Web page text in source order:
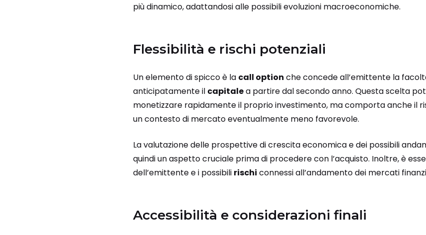
più dinamico, adattandosi alle possibili evoluzioni macroeconomiche.
Flessibilità e rischi potenziali
Un elemento di spicco è la call option che concede all’emittente la
anticipatamente il capitalea partire dal secondo anno. Questa scelta
monetizzare rapidamente il proprio investimento, ma comporta anche il
un contesto di mercato eventualmente meno favorevole.
La valutazione delle prospettive di crescita economica e dei possibili
quindi un aspetto cruciale prima di procedere con l’acquisto. Inoltre, è
dell’emittente e i possibili rischi connessi all’andamento dei mercati
Accessibilità e considerazioni finali